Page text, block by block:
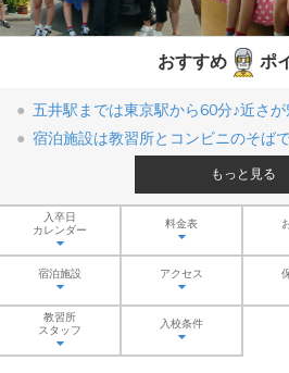
おすすめ ポ
五井駅までは東京駅から60分♪近さ
宿泊施設は教習所とコンビニのそば
もっと見る
入卒日
カレンダー
料金表
宿泊施設 アクセス
教習所
スタッフ
入校条件